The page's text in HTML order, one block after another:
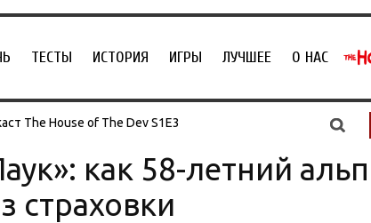
ТЕСТЫ ИСТОРИЯ ИГРЫ ЛУЧШЕЕ О НАС
The House of The Dev S1E3
как 58-летний
страховки